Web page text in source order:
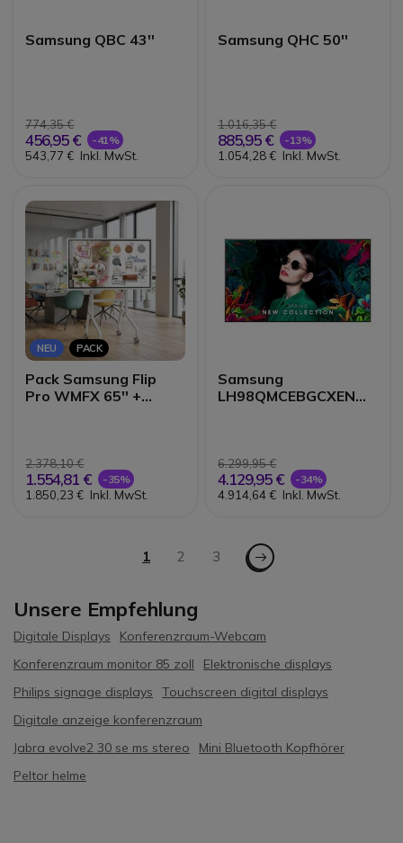
Samsung QBC 43''
774,35 €
456,95 € -41%
543,77 € Inkl. MwSt.
Samsung QHC 50''
1.016,35 €
885,95 € -13%
1.054,28 € Inkl. MwSt.
NEU PACK
Pack Samsung Flip
Pro WMFX 65'' +
2.378,10 €
1.554,81 € -35%
1.850,23 € Inkl. MwSt.
Samsung
LH98QMCEBGCXEN
6.299,95 €
4.129,95 € -34%
4.914,64 € Inkl. MwSt.
SeiteSie lesen gerade die Seite
1 Seite
2 Seite
3 Seite - Weiter
Unsere Empfehlung
Digitale Displays
Konferenzraum-Webcam
Konferenzraum monitor 85 zoll
Elektronische displays
Philips signage displays
Touchscreen digital displays
Digitale anzeige konferenzraum
Jabra evolve2 30 se ms stereo
Mini Bluetooth Kopfhörer
Peltor helme